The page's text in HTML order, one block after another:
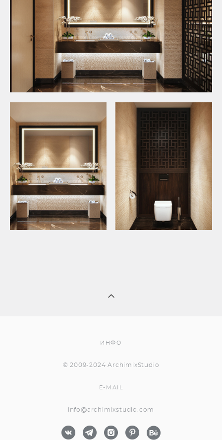
ИНФО
© 2009-2024 ArchimixStudio
E-MAIL
info@archimixstudio.com